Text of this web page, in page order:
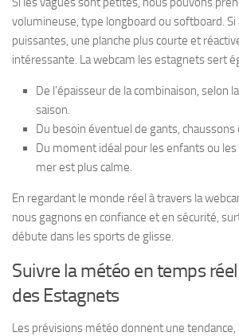
volumineuse, type longboard ou softboard.
puissantes, une planche plus courte et
intéressante. La webcam les estagnets sert
De l’épaisseur de la combinaison, selon
saison.
Du besoin éventuel de gants, chaussons
Du moment idéal pour les enfants ou
mer est plus calme.
En regardant le monde réel à travers la
nous gagnons en confiance et en sécurité,
débute dans les sports de glisse.
Suivre la météo en temps
des Estagnets
Les prévisions météo donnent une tendance,